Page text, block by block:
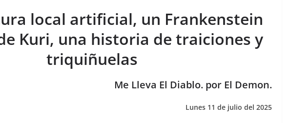
e
l
h
a
local artificial, un Frankenstein
Kuri, una historia de traiciones y
triquiñuelas
Me Lleva El Diablo. por El Demon.
Lunes 11 de julio del 2025